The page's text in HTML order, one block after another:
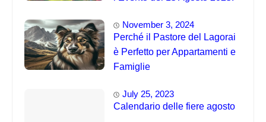
November 3, 2024
Perché il Pastore del Lagorai
è Perfetto per Appartamenti e
Famiglie
July 25, 2023
Calendario delle fiere agosto